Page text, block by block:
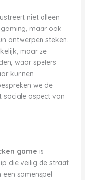
niet alleen
maar ook
ontwerpen steken.
maar ze
waar spelers
kunnen
we de
sociale aspect van
game is
die veilig de straat
samenspel